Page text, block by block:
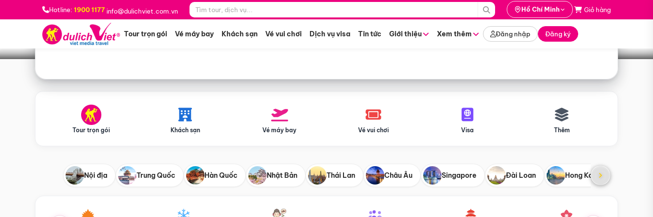
Hotline: 1900 1177 info@dulichviet.com.vn Hồ Chí Minh Giỏ hàng
Tour trọn gói Vé máy bay Khách sạn Vé vui chơi Dịch vụ visa Tin tức Giới thiệu Xem thêm Đăng nhập Đăng ký
Bạn muốn đi đâu? *
Tìm tour
Tour trọn gói Khách sạn Vé máy bay Vé vui chơi Visa Thêm
Nội địa Trung Quốc Hàn Quốc Nhật Bản Thái Lan Châu Âu Singapore Đài Loan Hong Kong